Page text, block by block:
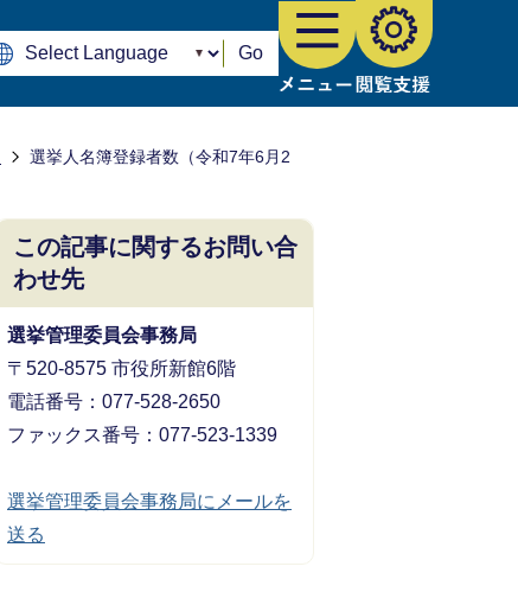
Go
選挙人名簿登録者数（令和7年6月2
この記事に関するお問い合
わせ先
選挙管理委員会事務局
〒520-8575 市役所新館6階
電話番号：077-528-2650
ファックス番号：077-523-1339
選挙管理委員会事務局にメールを
送る